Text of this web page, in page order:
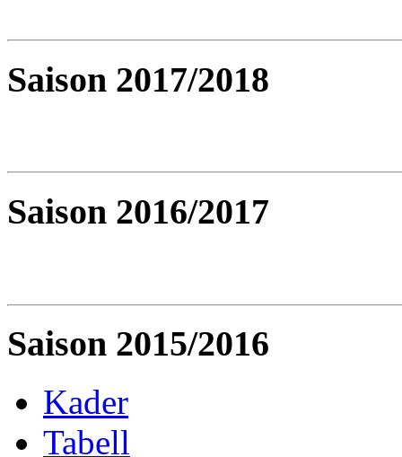
Saison 2017/2018
Saison 2016/2017
Saison 2015/2016
Kader
Tabell